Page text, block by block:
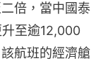
倍，當中國泰
至逾12,000
航班的經濟艙